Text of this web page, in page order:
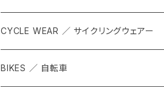
CYCLE WEAR ／ サイクリングウェアー
BIKES ／ 自転車